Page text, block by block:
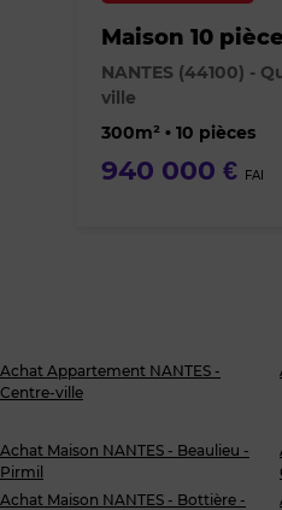
Maison 10
NANTES (44100) -
ville
300m² • 10 pièces
940 000 € FAI
Achat Appartement NANTES -
Centre-ville
Achat Maison NANTES - Beaulieu -
Pirmil
Achat Maison NANTES - Bottière -